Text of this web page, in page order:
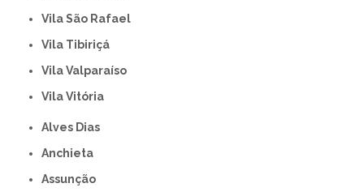
Vila São Rafael
Vila Tibiriçá
Vila Valparaíso
Vila Vitória
Alves Dias
Anchieta
Assunção